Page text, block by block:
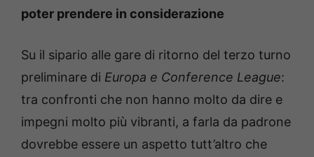
poter prendere in considerazione
Su il sipario alle gare di ritorno del terzo turno
preliminare di Europa e Conference League:
tra confronti che non hanno molto da dire e
impegni molto più vibranti, a farla da padrone
dovrebbe essere un aspetto tutt’altro che